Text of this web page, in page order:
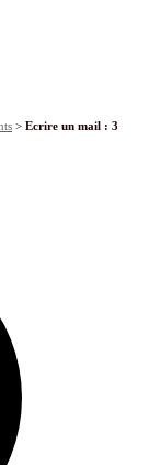
> Ecrire un mail : 3